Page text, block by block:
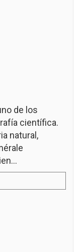
de los
científica.
natural,